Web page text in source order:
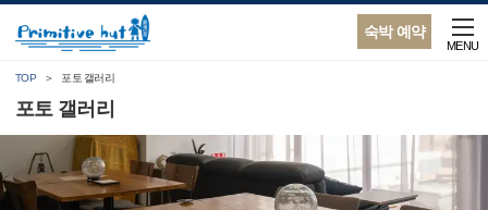
숙박 예약
MENU
TOP 포토 갤러리
포토 갤러리